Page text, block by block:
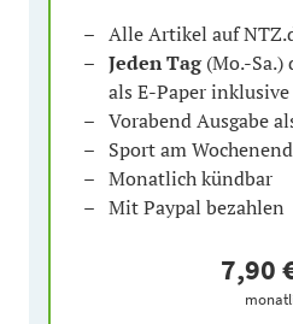
Alle Artikel auf
Jeden Tag(Mo.-Sa.)
als E-Paper
Vorabend Ausgabe
Sport am
Monatlich kündbar
Mit Paypal bezahlen
7,90